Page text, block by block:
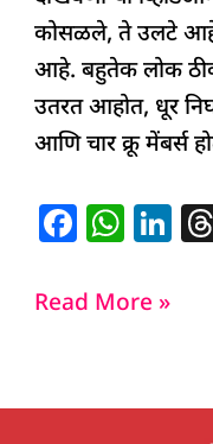
कोसळले, ते उलटे
आहे. बहुतेक लोक
उतरत आहोत, धूर
आणि चार क्रू मेंबर्स
F
c
o
W
at
p
Li
n
Read More »